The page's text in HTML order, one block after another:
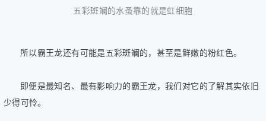
五彩斑斓的水蚤靠的就是虹细胞
所以霸王龙还有可能是五彩斑斓的，甚至是鲜嫩的粉红色。
即便是最知名、最有影响力的霸王龙，我们对它的了解其实依旧
少得可怜。